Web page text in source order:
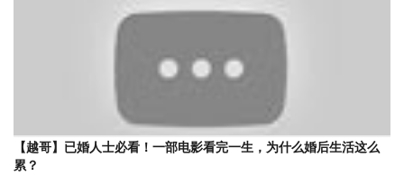
【越哥】已婚人士必看！一部电影看完一生，为什么婚后生活这么
累？